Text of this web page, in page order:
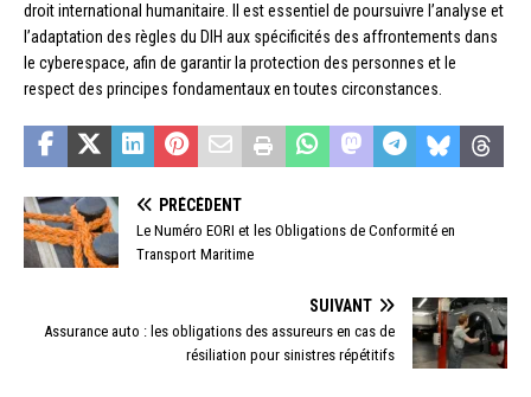
droit international humanitaire. Il est essentiel de poursuivre l’analyse et
l’adaptation des règles du DIH aux spécificités des affrontements dans
le cyberespace, afin de garantir la protection des personnes et le
respect des principes fondamentaux en toutes circonstances.
PRÉCÉDENT
Le Numéro EORI et les Obligations de Conformité en
Transport Maritime
SUIVANT
Assurance auto : les obligations des assureurs en cas de
résiliation pour sinistres répétitifs